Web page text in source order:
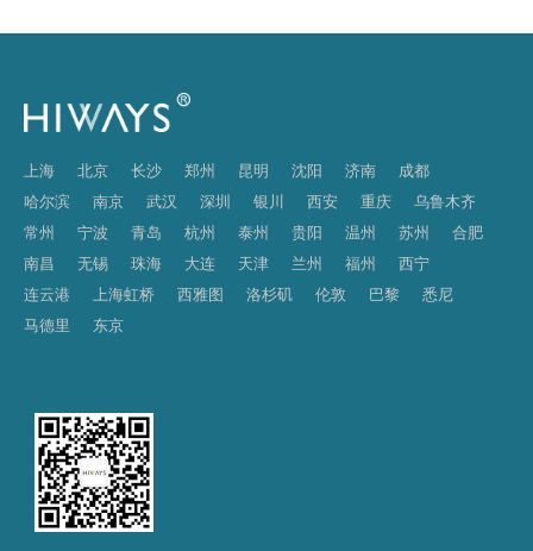
上海 北京 长沙 郑州 昆明 沈阳 济南
成都
哈尔滨
南京 武汉 深圳 银川 西安 重庆
乌鲁木齐
常州
宁波 青岛 杭州 泰州 贵阳 温州 苏州
合肥
南昌
无锡 珠海 大连 天津 兰州 福州
西宁
连云港
上海虹桥 西雅图 洛杉矶 伦敦 巴黎
悉尼
马德里
东京